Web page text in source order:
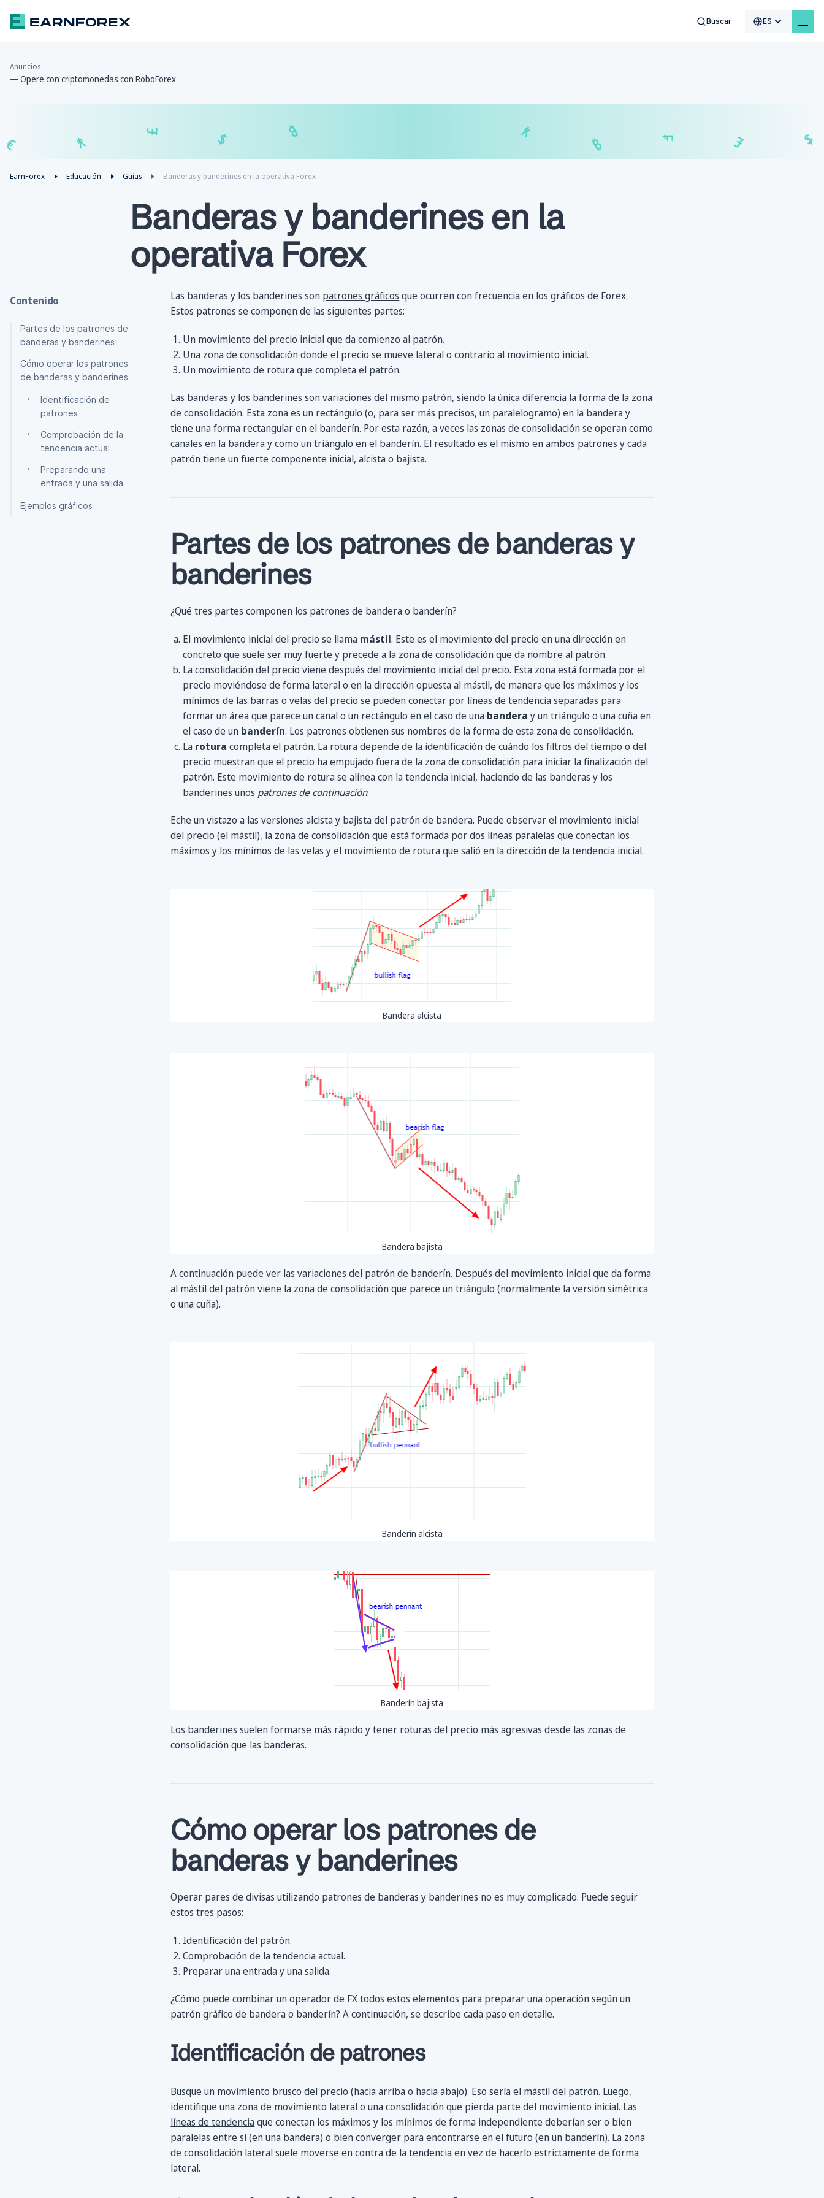
Buscar ES
Anuncios
— Opere con criptomonedas con RoboForex
$
£
€ £
EarnForex Educación Guías Banderas y banderines en la operativa Forex
Banderas y banderines en la
operativa Forex
Contenido
Partes de los patrones de
banderas y banderines
Cómo operar los patrones
de banderas y banderines
Identificación de
patrones
Comprobación de la
tendencia actual
Preparando una
entrada y una salida
Ejemplos gráficos
Las banderas y los banderines son patrones gráficos que ocurren con frecuencia en los gráficos de Forex.
Estos patrones se componen de las siguientes partes:
Un movimiento del precio inicial que da comienzo al patrón.
Una zona de consolidación donde el precio se mueve lateral o contrario al movimiento inicial.
Un movimiento de rotura que completa el patrón.
Las banderas y los banderines son variaciones del mismo patrón, siendo la única diferencia la forma de la zona
de consolidación. Esta zona es un rectángulo (o, para ser más precisos, un paralelogramo) en la bandera y
tiene una forma rectangular en el banderín. Por esta razón, a veces las zonas de consolidación se operan como
canales en la bandera y como untriángulo en el banderín. El resultado es el mismo en ambos patrones y cada
patrón tiene un fuerte componente inicial, alcista o bajista.
Partes de los patrones de banderas y
banderines
¿Qué tres partes componen los patrones de bandera o banderín?
El movimiento inicial del precio se llama mástil. Este es el movimiento del precio en una dirección en
concreto que suele ser muy fuerte y precede a la zona de consolidación que da nombre al patrón.
La consolidación del precio viene después del movimiento inicial del precio. Esta zona está formada por el
precio moviéndose de forma lateral o en la dirección opuesta al mástil, de manera que los máximos y los
mínimos de las barras o velas del precio se pueden conectar por líneas de tendencia separadas para
formar un área que parece un canal o un rectángulo en el caso de una bandera y un triángulo o una cuña en
el caso de un banderín. Los patrones obtienen sus nombres de la forma de esta zona de consolidación.
La rotura completa el patrón. La rotura depende de la identificación de cuándo los filtros del tiempo o del
precio muestran que el precio ha empujado fuera de la zona de consolidación para iniciar la finalización del
patrón. Este movimiento de rotura se alinea con la tendencia inicial, haciendo de las banderas y los
banderines unos patrones de continuación.
Eche un vistazo a las versiones alcista y bajista del patrón de bandera. Puede observar el movimiento inicial
del precio (el mástil), la zona de consolidación que está formada por dos líneas paralelas que conectan los
máximos y los mínimos de las velas y el movimiento de rotura que salió en la dirección de la tendencia inicial.
Bandera alcista
Bandera bajista
A continuación puede ver las variaciones del patrón de banderín. Después del movimiento inicial que da forma
al mástil del patrón viene la zona de consolidación que parece un triángulo (normalmente la versión simétrica
o una cuña).
Banderín alcista
Banderín bajista
Los banderines suelen formarse más rápido y tener roturas del precio más agresivas desde las zonas de
consolidación que las banderas.
Cómo operar los patrones de
banderas y banderines
Operar pares de divisas utilizando patrones de banderas y banderines no es muy complicado. Puede seguir
estos tres pasos:
Identificación del patrón.
Comprobación de la tendencia actual.
Preparar una entrada y una salida.
¿Cómo puede combinar un operador de FX todos estos elementos para preparar una operación según un
patrón gráfico de bandera o banderín? A continuación, se describe cada paso en detalle.
Identificación de patrones
Busque un movimiento brusco del precio (hacia arriba o hacia abajo). Eso sería el mástil del patrón. Luego,
identifique una zona de movimiento lateral o una consolidación que pierda parte del movimiento inicial. Las
líneas de tendenciaque conectan los máximos y los mínimos de forma independiente deberían ser o bien
paralelas entre sí (en una bandera) o bien converger para encontrarse en el futuro (en un banderín). La zona
de consolidación lateral suele moverse en contra de la tendencia en vez de hacerlo estrictamente de forma
lateral.